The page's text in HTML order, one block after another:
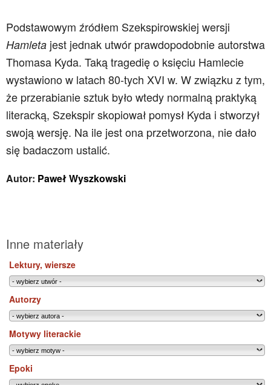
Podstawowym źródłem Szekspirowskiej wersji
Hamleta jest jednak utwór prawdopodobnie autorstwa
Thomasa Kyda. Taką tragedię o księciu Hamlecie
wystawiono w latach 80-tych XVI w. W związku z tym,
że przerabianie sztuk było wtedy normalną praktyką
literacką, Szekspir skopiował pomysł Kyda i stworzył
swoją wersję. Na ile jest ona przetworzona, nie dało
się badaczom ustalić.
Autor: Paweł Wyszkowski
Inne materiały
Lektury, wiersze
Autorzy
Motywy literackie
Epoki